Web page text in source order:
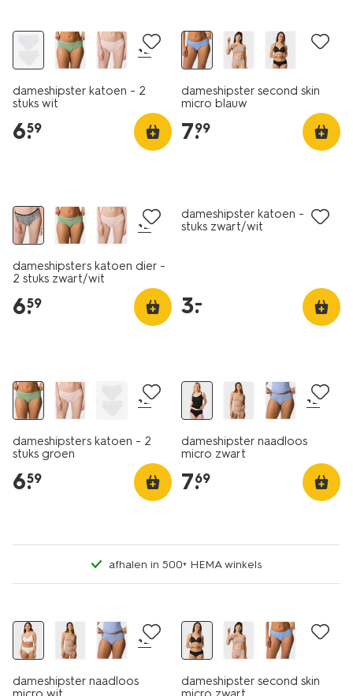
+2
dameshipster katoen - 2
stuks wit
6.
59
dameshipster second skin
micro blauw
7.
99
+2
dameshipsters katoen dier -
2 stuks zwart/wit
6.
59
dameshipster katoen - 2
stuks zwart/wit
3.
–
+2
dameshipsters katoen - 2
stuks groen
6.
59
+2
dameshipster naadloos
micro zwart
7.
69
afhalen in 500+ HEMA winkels
+2
dameshipster naadloos
dameshipster second skin